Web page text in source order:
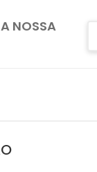
NOSSA